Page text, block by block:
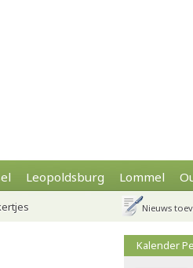
Leopoldsburg Lommel
Nieuws
Kalender